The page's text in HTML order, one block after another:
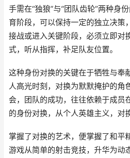
手需在“独狼”与“团队齿轮”两种身
育阶段，可以保持一定的独立决策
接战或进入关键阶段，必须立即对
式，听从指挥，补足队友位置。
这种身份对换的关键在于牺牲与奉
人高光时刻，对换为默默掩护的角
会，团队的成功，往往依赖于成员
的身份对换，从个人英雄主义，对
掌握了对换的艺术，便掌握了和平
游戏从简单的射击竞技，升华为动